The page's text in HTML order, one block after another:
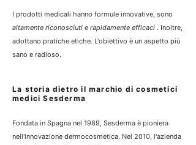
I prodotti medicali hanno formule innovative, sono
altamente riconosciuti e rapidamente efficaci . Inoltre,
adottano pratiche etiche. L'obiettivo è un aspetto più
sano e radioso.
La storia dietro il marchio di cosmetici
medici Sesderma
Fondata in Spagna nel 1989, Sesderma è pioniera
nell'innovazione dermocosmetica. Nel 2010, l'azienda